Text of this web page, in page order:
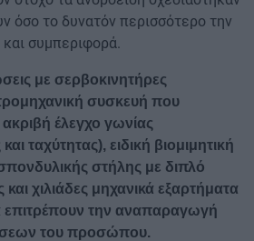
όσο το δυνατόν περισσότερο την
συμπεριφορά.
με σερβοκινητήρες
συσκευή που
ακριβή έλεγχο γωνίας
ταχύτητας), ειδική βιομιμητική
στήλης με διπλό
χιλιάδες μηχανικά εξαρτήματα
επιτρέπουν την αναπαραγωγή
του προσώπου.